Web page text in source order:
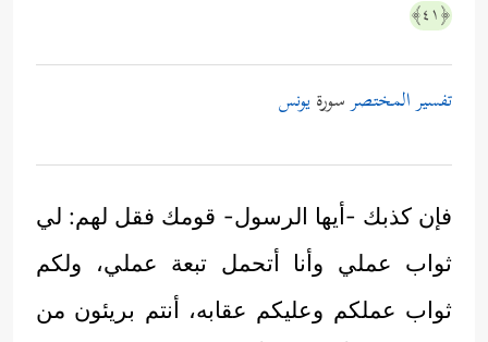
﴿٤١﴾
تفسير المختصرسورةيونس
فإن كذبك -أيها الرسول- قومك فقل لهم: لي
ثواب عملي وأنا أتحمل تبعة عملي، ولكم
ثواب عملكم وعليكم عقابه، أنتم بريئون من